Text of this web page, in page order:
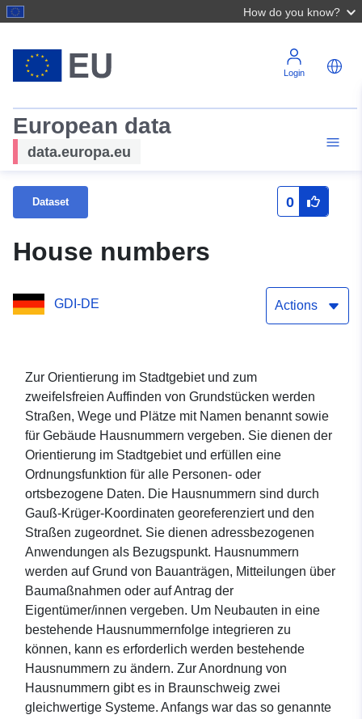
How do you know?
Login
European data
data.europa.eu
Dataset 0
House numbers
GDI-DE Actions
Zur Orientierung im Stadtgebiet und zum
zweifelsfreien Auffinden von Grundstücken werden
Straßen, Wege und Plätze mit Namen benannt sowie
für Gebäude Hausnummern vergeben. Sie dienen der
Orientierung im Stadtgebiet und erfüllen eine
Ordnungsfunktion für alle Personen- oder
ortsbezogene Daten. Die Hausnummern sind durch
Gauß-Krüger-Koordinaten georeferenziert und den
Straßen zugeordnet. Sie dienen adressbezogenen
Anwendungen als Bezugspunkt. Hausnummern
werden auf Grund von Bauanträgen, Mitteilungen über
Baumaßnahmen oder auf Antrag der
Eigentümer/innen vergeben. Um Neubauten in eine
bestehende Hausnummernfolge integrieren zu
können, kann es erforderlich werden bestehende
Hausnummern zu ändern. Zur Anordnung von
Hausnummern gibt es in Braunschweig zwei
gleichwertige Systeme. Anfangs war das so genannte